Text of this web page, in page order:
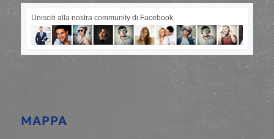
Unisciti alla nostra community di Facebook
MAPPA